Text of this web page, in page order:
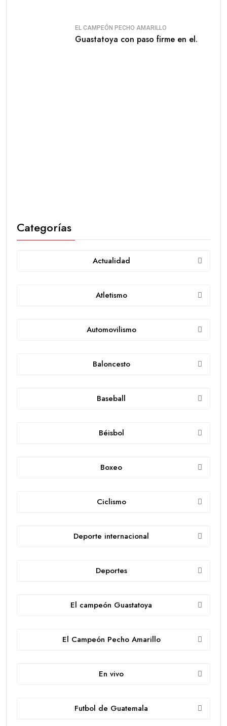
EL CAMPEÓN PECHO AMARILLO
Guastatoya con paso firme en el.
Categorías
Actualidad
Atletismo
Automovilismo
Baloncesto
Baseball
Béisbol
Boxeo
Ciclismo
Deporte internacional
Deportes
El campeón Guastatoya
El Campeón Pecho Amarillo
En vivo
Futbol de Guatemala